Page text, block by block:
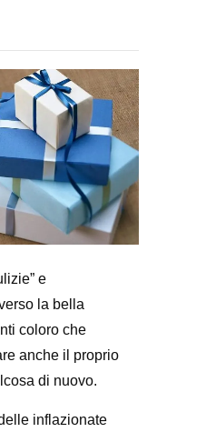
e
la bella
coloro che
anche il proprio
di nuovo.
inflazionate